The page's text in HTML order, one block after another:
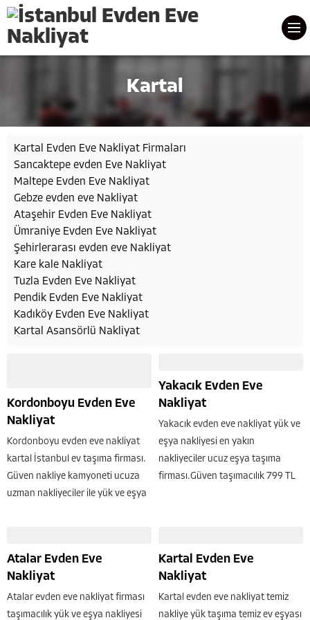
Kartal
Kartal Evden Eve Nakliyat Firmaları
Sancaktepe evden Eve Nakliyat
Maltepe Evden Eve Nakliyat
Gebze evden eve Nakliyat
Ataşehir Evden Eve Nakliyat
Ümraniye Evden Eve Nakliyat
Şehirlerarası evden eve Nakliyat
Kare kale Nakliyat
Tuzla Evden Eve Nakliyat
Pendik Evden Eve Nakliyat
Kadıköy Evden Eve Nakliyat
Kartal Asansörlü Nakliyat
Kordonboyu Evden Eve
Nakliyat
Kordonboyu evden eve nakliyat
kartal İstanbul ev taşıma firması.
Güven nakliye kamyoneti ucuza
uzman nakliyeciler ile yük ve eşya
yapıyoruz. Her türlü...
Yakacık Evden Eve
Nakliyat
Yakacık evden eve nakliyat yük ve
eşya nakliyesi en yakın
nakliyeciler ucuz eşya taşıma
firması.Güven taşımacılık 799 TL
Atalar Evden Eve
Nakliyat
Atalar evden eve nakliyat firması
taşımacılık yük ve eşya nakliyesi
Kartal Evden Eve
Nakliyat
Kartal evden eve nakliyat temiz
nakliye yük taşıma temiz ev eşyası